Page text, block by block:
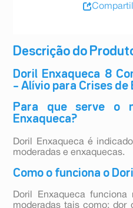
Descrição do
Doril Enxaqueca 8
– Alívio para Crises de
Para que serve o
Enxaqueca?
Doril Enxaqueca é
moderadas e enxaquecas.
Como o funciona o
Doril Enxaqueca
moderadas tais como: dor